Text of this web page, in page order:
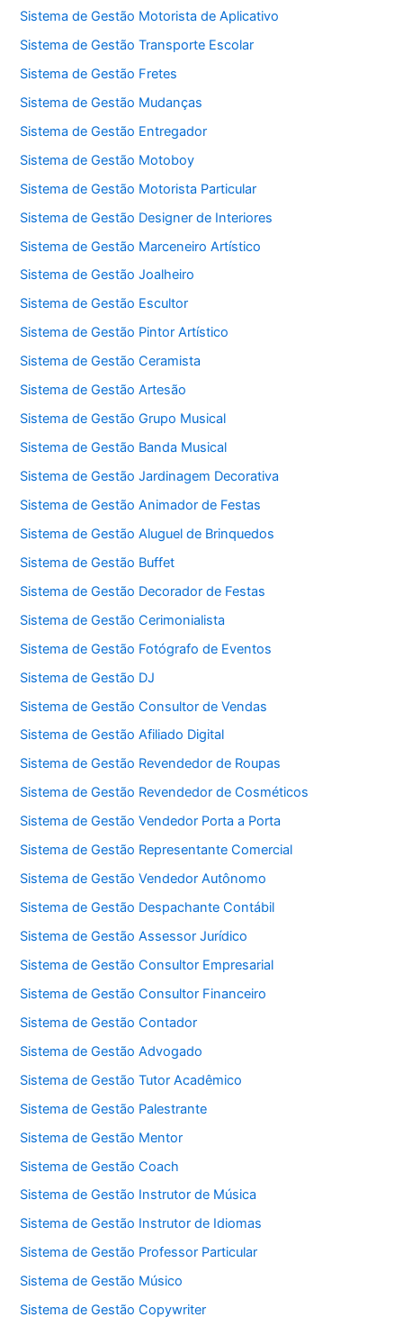
Sistema de Gestão Motorista de Aplicativo
Sistema de Gestão Transporte Escolar
Sistema de Gestão Fretes
Sistema de Gestão Mudanças
Sistema de Gestão Entregador
Sistema de Gestão Motoboy
Sistema de Gestão Motorista Particular
Sistema de Gestão Designer de Interiores
Sistema de Gestão Marceneiro Artístico
Sistema de Gestão Joalheiro
Sistema de Gestão Escultor
Sistema de Gestão Pintor Artístico
Sistema de Gestão Ceramista
Sistema de Gestão Artesão
Sistema de Gestão Grupo Musical
Sistema de Gestão Banda Musical
Sistema de Gestão Jardinagem Decorativa
Sistema de Gestão Animador de Festas
Sistema de Gestão Aluguel de Brinquedos
Sistema de Gestão Buffet
Sistema de Gestão Decorador de Festas
Sistema de Gestão Cerimonialista
Sistema de Gestão Fotógrafo de Eventos
Sistema de Gestão DJ
Sistema de Gestão Consultor de Vendas
Sistema de Gestão Afiliado Digital
Sistema de Gestão Revendedor de Roupas
Sistema de Gestão Revendedor de Cosméticos
Sistema de Gestão Vendedor Porta a Porta
Sistema de Gestão Representante Comercial
Sistema de Gestão Vendedor Autônomo
Sistema de Gestão Despachante Contábil
Sistema de Gestão Assessor Jurídico
Sistema de Gestão Consultor Empresarial
Sistema de Gestão Consultor Financeiro
Sistema de Gestão Contador
Sistema de Gestão Advogado
Sistema de Gestão Tutor Acadêmico
Sistema de Gestão Palestrante
Sistema de Gestão Mentor
Sistema de Gestão Coach
Sistema de Gestão Instrutor de Música
Sistema de Gestão Instrutor de Idiomas
Sistema de Gestão Professor Particular
Sistema de Gestão Músico
Sistema de Gestão Copywriter